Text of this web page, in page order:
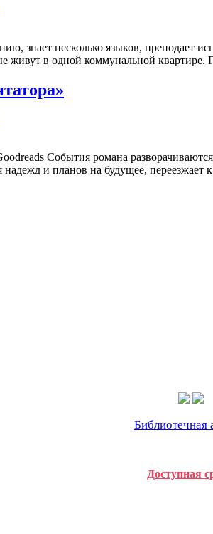
знает несколько языков, преподает
живут в одной коммунальной
События романа
и планов на будущее,
Библиотечная
Доступная